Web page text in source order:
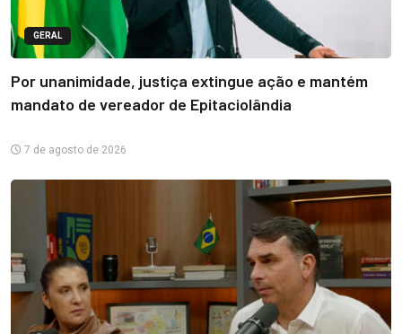
GERAL
Por unanimidade, justiça extingue ação e mantém
mandato de vereador de Epitaciolândia
7 de agosto de 2026